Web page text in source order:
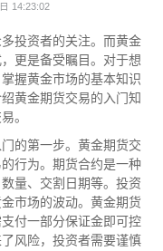
14:23:02
投资者的关注。而黄金
更是备受瞩目。对于想
握黄金市场的基本知识
黄金期货交易的入门知
。
的第一步。黄金期货交
行为。期货合约是一种
量、交割日期等。投资
市场的波动。黄金期货
付一部分保证金即可控
风险，投资者需要谨慎